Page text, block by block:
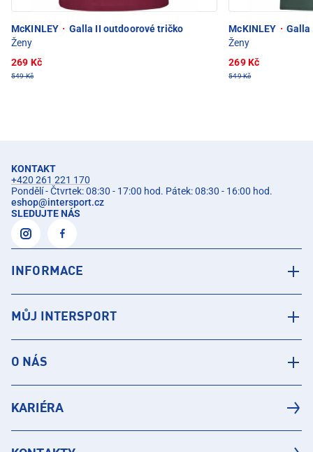
McKINLEY · Galla II outdoorové tričko
Ženy
269 Kč
549 Kč
McKINLEY · Galla
Ženy
269 Kč
549 Kč
KONTAKT
+420 261 221 170
Pondělí - Čtvrtek: 08:30 - 17:00 hod. Pátek: 08:30 - 16:00 hod.
eshop@intersport.cz
SLEDUJTE NÁS
INFORMACE
MŮJ INTERSPORT
O NÁS
KARIÉRA